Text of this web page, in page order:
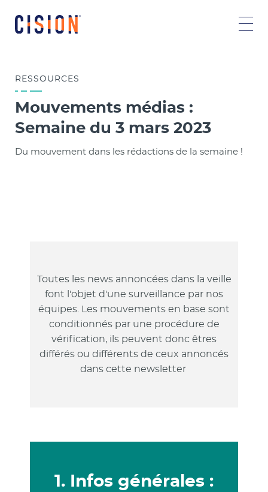
RESSOURCES
Mouvements médias :
Semaine du 3 mars 2023
Du mouvement dans les rédactions de la semaine !
Toutes les news annoncées dans la veille
font l'objet d'une surveillance par nos
équipes. Les mouvements en base sont
conditionnés par une procédure de
vérification, ils peuvent donc êtres
différés ou différents de ceux annoncés
dans cette newsletter
1. Infos générales :